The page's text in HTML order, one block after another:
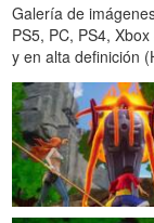
Galería de
PS5, PC, PS4,
y en alta definición